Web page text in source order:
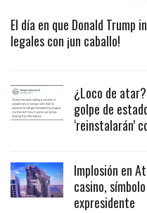
El día en que Donald Trump
legales con ¡un caballo!
¿Loco de
golpe de
‘reinstalarán’
Implosión en
casino,
expresidente